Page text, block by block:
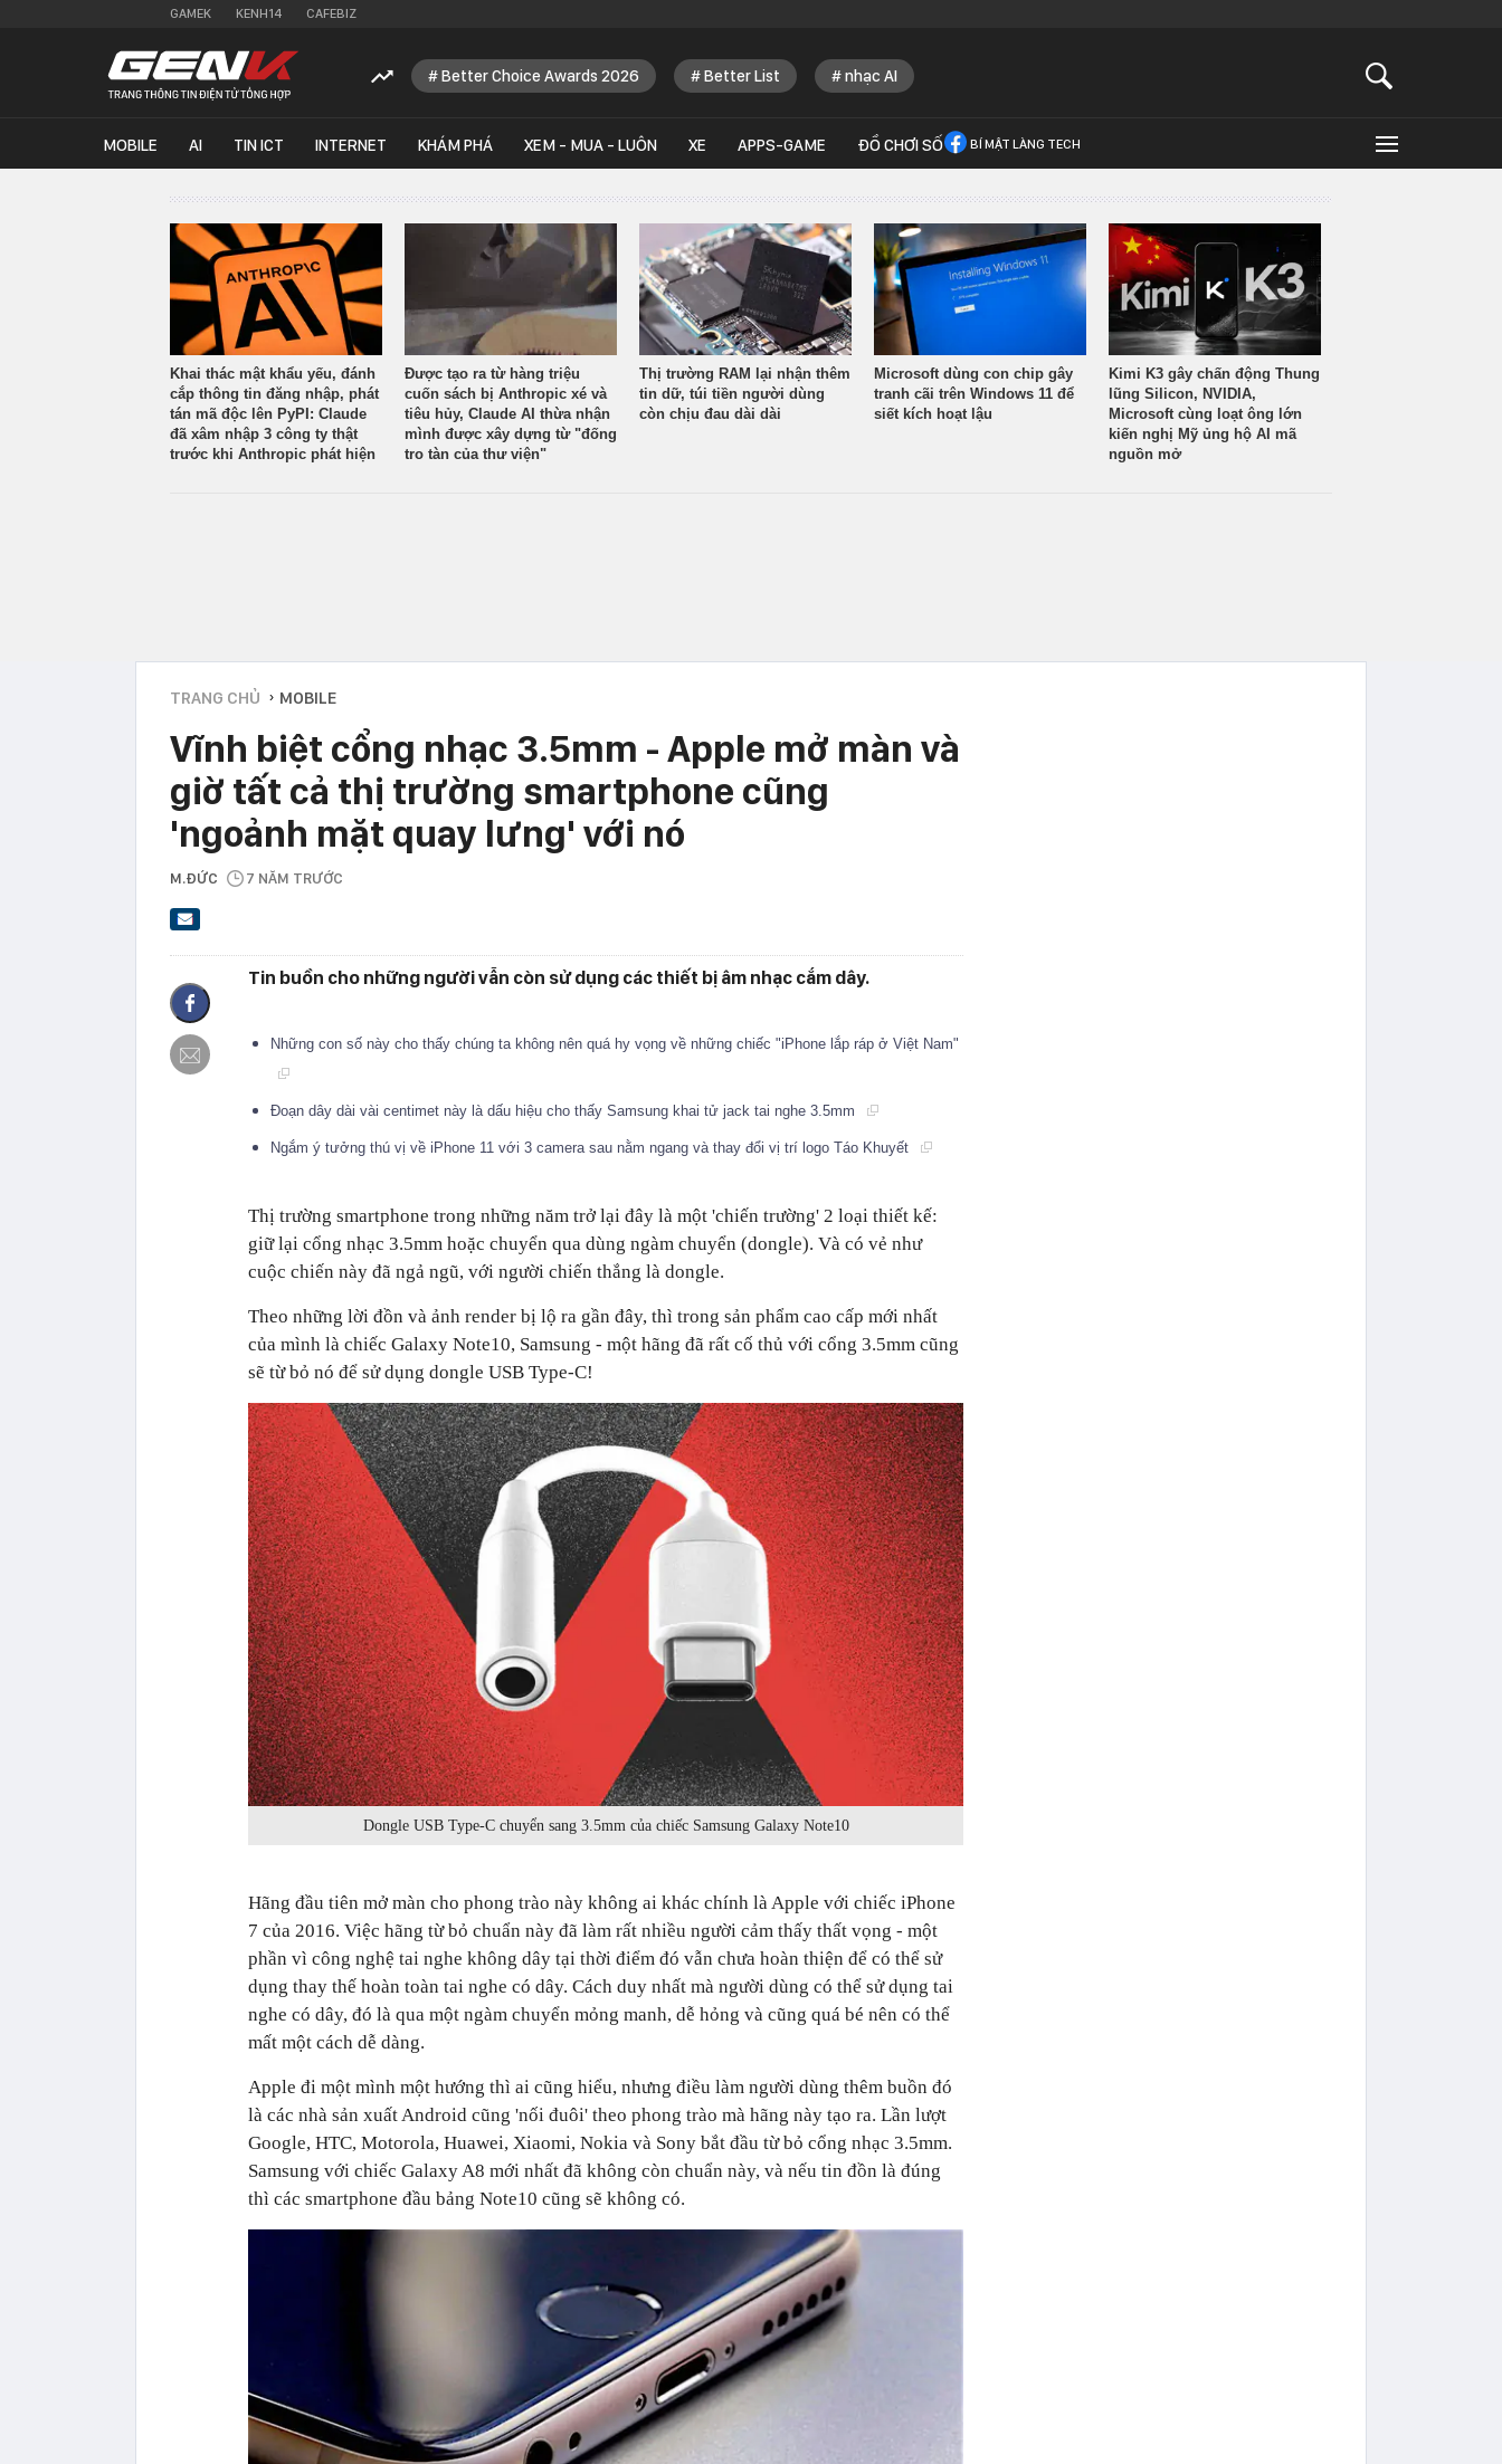
GAMEK KENH14 CAFEBIZ
Better Choice Awards 2026 Better List nhạc AI
MOBILE AI TIN ICT INTERNET KHÁM PHÁ XEM - MUA - LUÔN XE APPS-GAME ĐỒ CHƠI SỐ BÍ MẬT LÀNG TECH
Khai thác mật khẩu yếu, đánh
cắp thông tin đăng nhập, phát
tán mã độc lên PyPI: Claude
đã xâm nhập 3 công ty thật
trước khi Anthropic phát hiện
Được tạo ra từ hàng triệu
cuốn sách bị Anthropic xé và
tiêu hủy, Claude AI thừa nhận
mình được xây dựng từ "đống
tro tàn của thư viện"
Thị trường RAM lại nhận thêm
tin dữ, túi tiền người dùng
còn chịu đau dài dài
Microsoft dùng con chip gây
tranh cãi trên Windows 11 để
siết kích hoạt lậu
Kimi K3 gây chấn động Thung
lũng Silicon, NVIDIA,
Microsoft cùng loạt ông lớn
kiến nghị Mỹ ủng hộ AI mã
nguồn mở
TRANG CHỦ › MOBILE
Vĩnh biệt cổng nhạc 3.5mm - Apple mở màn và
giờ tất cả thị trường smartphone cũng
'ngoảnh mặt quay lưng' với nó
M.ĐỨC 7 NĂM TRƯỚC
Tin buồn cho những người vẫn còn sử dụng các thiết bị âm nhạc cắm dây.
Những con số này cho thấy chúng ta không nên quá hy vọng về những chiếc "iPhone lắp ráp ở Việt Nam"
Đoạn dây dài vài centimet này là dấu hiệu cho thấy Samsung khai tử jack tai nghe 3.5mm
Ngắm ý tưởng thú vị về iPhone 11 với 3 camera sau nằm ngang và thay đổi vị trí logo Táo Khuyết
Thị trường smartphone trong những năm trở lại đây là một 'chiến trường' 2 loại thiết kế:
giữ lại cổng nhạc 3.5mm hoặc chuyển qua dùng ngàm chuyển (dongle). Và có vẻ như
cuộc chiến này đã ngả ngũ, với người chiến thắng là dongle.
Theo những lời đồn và ảnh render bị lộ ra gần đây, thì trong sản phẩm cao cấp mới nhất
của mình là chiếc Galaxy Note10, Samsung - một hãng đã rất cố thủ với cổng 3.5mm cũng
sẽ từ bỏ nó để sử dụng dongle USB Type-C!
Dongle USB Type-C chuyển sang 3.5mm của chiếc Samsung Galaxy Note10
Hãng đầu tiên mở màn cho phong trào này không ai khác chính là Apple với chiếc iPhone
7 của 2016. Việc hãng từ bỏ chuẩn này đã làm rất nhiều người cảm thấy thất vọng - một
phần vì công nghệ tai nghe không dây tại thời điểm đó vẫn chưa hoàn thiện để có thể sử
dụng thay thế hoàn toàn tai nghe có dây. Cách duy nhất mà người dùng có thể sử dụng tai
nghe có dây, đó là qua một ngàm chuyển mỏng manh, dễ hỏng và cũng quá bé nên có thể
mất một cách dễ dàng.
Apple đi một mình một hướng thì ai cũng hiểu, nhưng điều làm người dùng thêm buồn đó
là các nhà sản xuất Android cũng 'nối đuôi' theo phong trào mà hãng này tạo ra. Lần lượt
Google, HTC, Motorola, Huawei, Xiaomi, Nokia và Sony bắt đầu từ bỏ cổng nhạc 3.5mm.
Samsung với chiếc Galaxy A8 mới nhất đã không còn chuẩn này, và nếu tin đồn là đúng
thì các smartphone đầu bảng Note10 cũng sẽ không có.